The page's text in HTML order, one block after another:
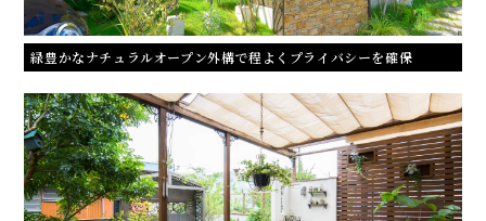
緑豊かなナチュラルオープン外構で程よくプライバシーを確保